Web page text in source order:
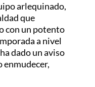
arlequinado,
que
con un potento
a nivel
dado un aviso
enmudecer,